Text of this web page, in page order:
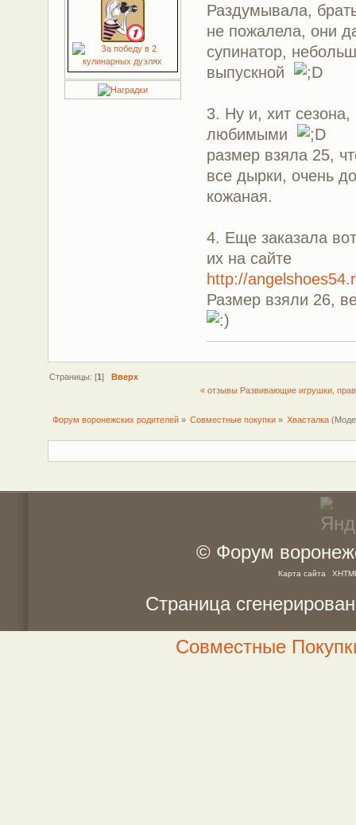
Раздумывала,
не пожалела, они
супинатор,
выпускной
3. Ну и, хит
любимыми
размер взяла 25,
все дырки, очень
кожаная.
4. Еще заказала
их на сайте
http://
Размер взяли 26,
Страницы: [1] Вверх
« отзывы Развивающие игрушки,
Форум воронежских родителей» Совместные покупки » Хвасталка
© Форум
Карта сайта
Страница
Совместные